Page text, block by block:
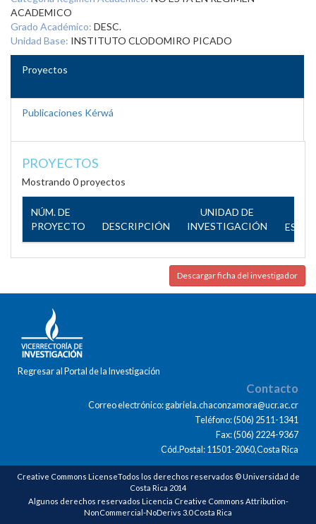
ACADEMICO
Grado Académico: DESC.
Unidad Base: INSTITUTO CLODOMIRO PICADO
Proyectos
Publicaciones Kérwá
PROYECTOS
Mostrando 0 proyectos
NÚM. DE
PROYECTO
DESCRIPCIÓN
UNIDAD DE
INVESTIGACIÓN
Descargar ficha del investigador
Regresar al Portal de la Investigación
Contacto
Correo electrónico: gabriela.chaconzamora@ucr.ac.cr
Teléfono: (506) 2511-1341
Fax: (506) 2224-9367
Cód.Postal: 11501-2060,Costa Rica
Creative Commons LicenseTodos los derechos reservados © Universidad de
Costa Rica 2014
Algunos derechos reservados Licencia Creative Commons Attribution-
NonCommercial-NoDerivs 3.0 Costa Rica